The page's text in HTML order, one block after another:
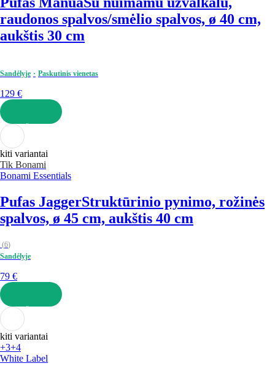
raudonos spalvos/smėlio spalvos, ø 40 cm,
aukštis 30 cm
Sandėlyje Paskutinis vienetas
129 €
Į KREPŠELĮ
kiti variantai
Tik Bonami
Bonami Essentials
Pufas JaggerStruktūrinio pynimo, rožinės
spalvos, ø 45 cm, aukštis 40 cm
(6)
Sandėlyje
79 €
Į KREPŠELĮ
kiti variantai
+3+4
White Label